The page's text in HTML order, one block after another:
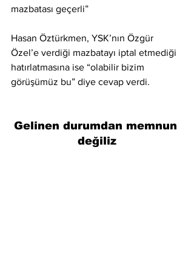
mazbatası geçerli”
Hasan Öztürkmen, YSK’nın Özgür
Özel’e verdiği mazbatayı iptal etmediği
hatırlatmasına ise “olabilir bizim
görüşümüz bu” diye cevap verdi.
Gelinen durumdan memnun
değiliz